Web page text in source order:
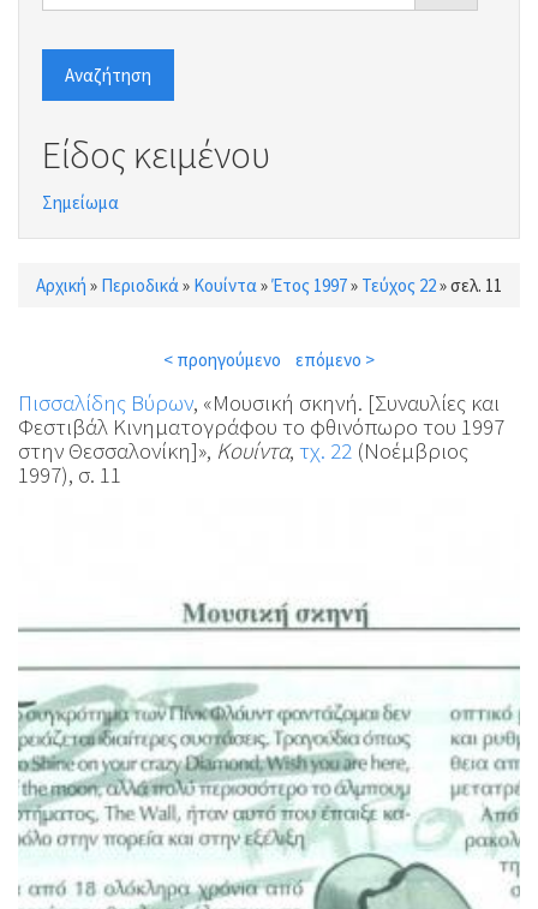
Αναζήτηση
Είδος κειμένου
Σημείωμα
Είστε εδώ
Αρχική » Περιοδικά » Κουίντα »Έτος 1997» Τεύχος 22»σελ. 11
< προηγούμενο επόμενο >
Πισσαλίδης Βύρων, «Μουσική σκηνή. [Συναυλίες και
Φεστιβάλ Κινηματογράφου το φθινόπωρο του 1997
στην Θεσσαλονίκη]», Κουίντα, τχ. 22 (Νοέμβριος
1997), σ. 11